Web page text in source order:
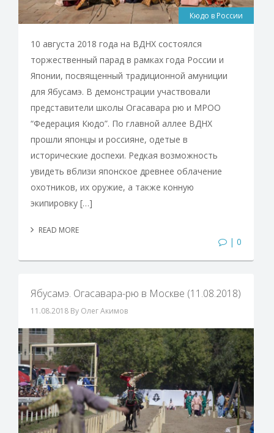
Кюдо в России
10 августа 2018 года на ВДНХ состоялся
торжественный парад в рамках года России и
Японии, посвященный традиционной амуниции
для Ябусамэ. В демонстрации участвовали
представители школы Огасавара рю и МРОО
“Федерация Кюдо”. По главной аллее ВДНХ
прошли японцы и россияне, одетые в
исторические доспехи. Редкая возможность
увидеть вблизи японское древнее облачение
охотников, их оружие, а также конную
экипировку […]
READ MORE
| 0
Ябусамэ. Огасавара-рю в Москве (11.08.2018)
11.08.2018 By Олег Акимов